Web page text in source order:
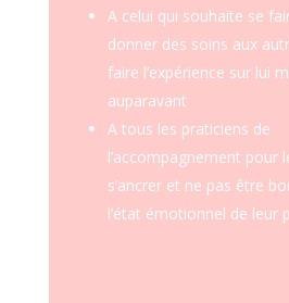
A celui qui souhaite se
donner des soins aux
faire l’expérience sur lui
auparavant
A tous les praticiens de
l’accompagnement pour
s’ancrer et ne pas être
l’état émotionnel de leur